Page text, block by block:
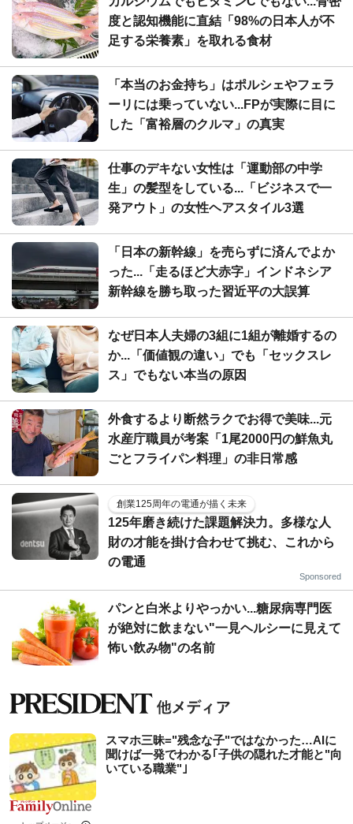
度と認知機能に直結「98%の日本人が不
足する栄養素」を取れる食材
「本当のお金持ち」はポルシェやフェラ
ーリには乗っていない...FPが実際に目に
した「富裕層のクルマ」の真実
仕事のデキない女性は「運動部の中学
生」の髪型をしている...「ビジネスで一
発アウト」の女性ヘアスタイル3選
「日本の新幹線」を売らずに済んでよか
った...「走るほど大赤字」インドネシア
新幹線を勝ち取った習近平の大誤算
なぜ日本人夫婦の3組に1組が離婚するの
か...「価値観の違い」でも「セックスレ
ス」でもない本当の原因
外食するより断然ラクでお得で美味...元
水産庁職員が考案「1尾2000円の鮮魚丸
ごとフライパン料理」の非日常感
創業125周年の電通が描く未来
125年磨き続けた課題解決力。多様な人
財の才能を掛け合わせて挑む、これから
の電通
Sponsored
パンと白米よりやっかい...糖尿病専門医
が絶対に飲まない"一見ヘルシーに見えて
怖い飲み物"の名前
スマホ三昧="残念な子"ではなかった…AIに
聞けば一発でわかる｢子供の隠れた才能と"向
いている職業"｣